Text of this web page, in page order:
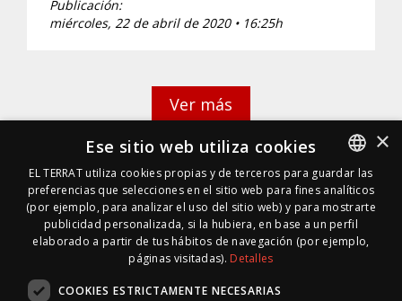
Publicación:
miércoles, 22 de abril de 2020 • 16:25h
Ver más
SPANISH
SPANISH
×
Ese sitio web utiliza cookies
EL TERRAT utiliza cookies propias y de terceros para guardar las
preferencias que selecciones en el sitio web para fines analíticos
(por ejemplo, para analizar el uso del sitio web) y para mostrarte
publicidad personalizada, si la hubiera, en base a un perfil
elaborado a partir de tus hábitos de navegación (por ejemplo,
páginas visitadas). Detalles
COOKIES ESTRICTAMENTE NECESARIAS